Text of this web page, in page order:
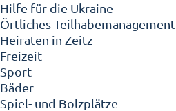
Hilfe für die Ukraine
Örtliches Teilhabemanagement
Heiraten in Zeitz
Freizeit
Sport
Bäder
Spiel- und Bolzplätze